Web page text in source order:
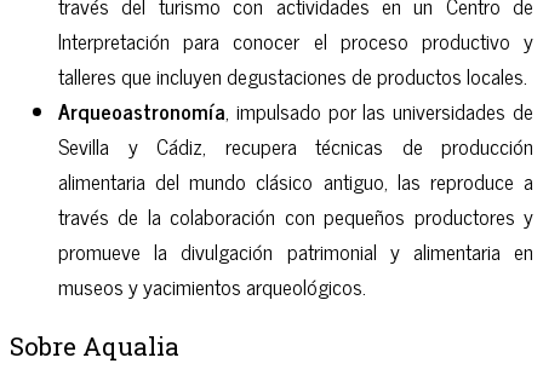
Interpretación para conocer el proceso productivo y
talleres que incluyen degustaciones de productos locales.
Arqueoastronomía, impulsado por las universidades de
Sevilla y Cádiz, recupera técnicas de producción
alimentaria del mundo clásico antiguo, las reproduce a
través de la colaboración con pequeños productores y
promueve la divulgación patrimonial y alimentaria en
museos y yacimientos arqueológicos.
Sobre Aqualia